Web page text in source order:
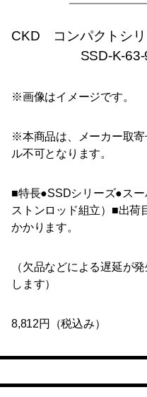
CKD コンパクトシリ
SSD-K-
※画像はイメージです。
※本商品は、メーカー取
ル不可となります。
■特長●SSDシリーズ●ス
ストンロッド組立）■出荷
かかります。
（欠品などによる遅延が
します）
8,812円（税込み）